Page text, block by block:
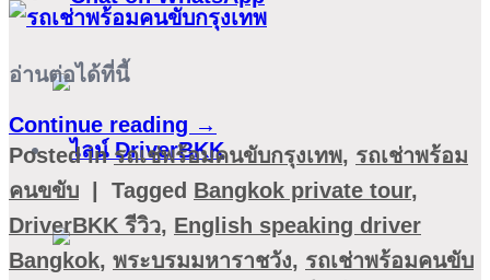
อ่านต่อได้ที่นี้
Continue reading →
Posted inรถเช่พร้อมคนขับกรุงเทพ, รถเช่าพร้อม
คนขขับ
Tagged Bangkok private tour,
DriverBKK รีวิว, English speaking driver
Bangkok, พระบรมมหาราชวัง, รถเช่าพร้อมคนขับ